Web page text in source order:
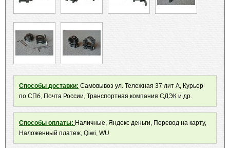
Способы доставки: Самовывоз ул. Тележная 37 лит А, Курьер
по СПб, Почта России, Транспортная компания СДЭК и др.
Способы оплаты: Наличные, Яндекс деньги, Перевод на карту,
Наложенный платеж, Qiwi, WU